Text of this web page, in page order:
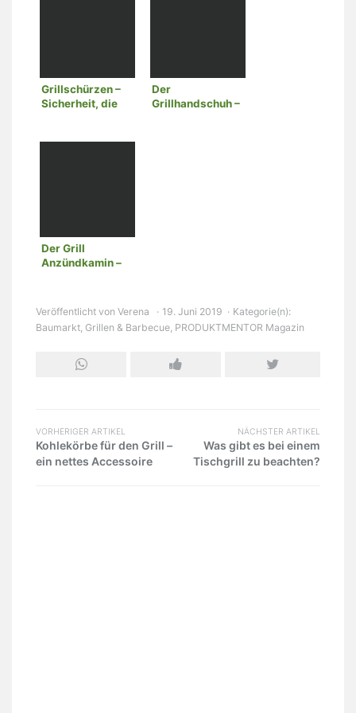
Grillschürzen –
Sicherheit, die
Der
Grillhandschuh –
Der Grill
Anzündkamin –
Veröffentlicht von Verena 19. Juni 2019
Kategorie(n):
Baumarkt, Grillen & Barbecue, PRODUKTMENTOR Magazin
VORHERIGER ARTIKEL
Kohlekörbe für den Grill –
ein nettes Accessoire
NÄCHSTER ARTIKEL
Was gibt es bei einem
Tischgrill zu beachten?